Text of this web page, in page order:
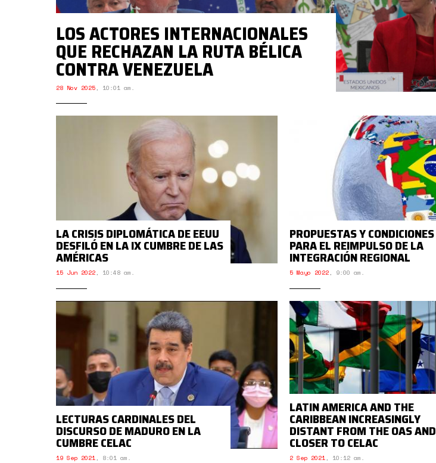
LOS ACTORES INTERNACIONALES
QUE RECHAZAN LA RUTA BÉLICA
CONTRA VENEZUELA
28 Nov 2025, 10:01 am.
LA CRISIS DIPLOMÁTICA DE EEUU
DESFILÓ EN LA IX CUMBRE DE LAS
AMÉRICAS
15 Jun 2022, 10:48 am.
PROPUESTAS Y CONDICIONES
PARA EL REIMPULSO DE LA
INTEGRACIÓN REGIONAL
5 Mayo 2022, 9:00 am.
LECTURAS CARDINALES DEL
DISCURSO DE MADURO EN LA
CUMBRE CELAC
19 Sep 2021, 8:01 am.
LATIN AMERICA AND THE
CARIBBEAN INCREASINGLY
DISTANT FROM THE OAS AND
CLOSER TO CELAC
2 Sep 2021, 10:12 am.